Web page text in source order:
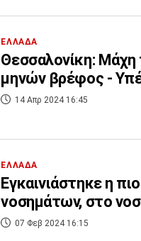
ΕΛΛΑΔΑ
Θεσσαλονίκη:
μηνών βρέφος -
14 Απρ 2024 16:45
ΕΛΛΑΔΑ
Εγκαινιάστηκε η
νοσημάτων, στο
07 Φεβ 2024 16:15